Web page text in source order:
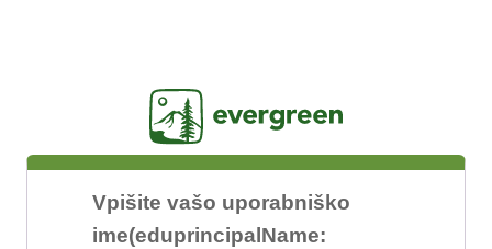
Vpišite vašo uporabniško
ime(eduprincipalName: